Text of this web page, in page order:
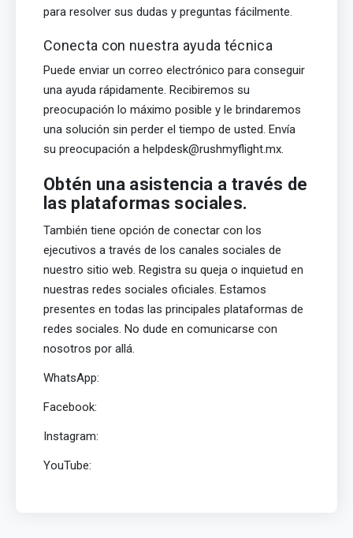
para resolver sus dudas y preguntas fácilmente.
Conecta con nuestra ayuda técnica
Puede enviar un correo electrónico para conseguir
una ayuda rápidamente. Recibiremos su
preocupación lo máximo posible y le brindaremos
una solución sin perder el tiempo de usted. Envía
su preocupación a helpdesk@rushmyflight.mx.
Obtén una asistencia a través de
las plataformas sociales.
También tiene opción de conectar con los
ejecutivos a través de los canales sociales de
nuestro sitio web. Registra su queja o inquietud en
nuestras redes sociales oficiales. Estamos
presentes en todas las principales plataformas de
redes sociales. No dude en comunicarse con
nosotros por allá.
WhatsApp:
Facebook:
Instagram:
YouTube: